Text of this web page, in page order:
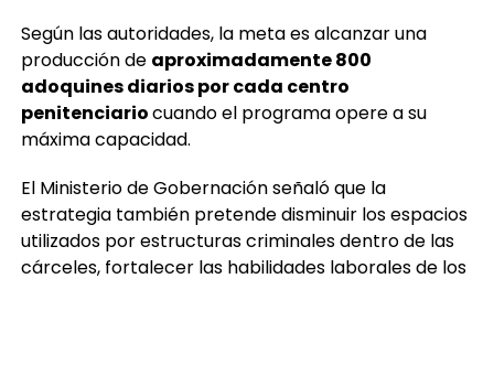
Según las autoridades, la meta es alcanzar una
producción de aproximadamente 800
adoquines diarios por cada centro
penitenciariocuando el programa opere a su
máxima capacidad.
El Ministerio de Gobernación señaló que la
estrategia también pretende disminuir los espacios
utilizados por estructuras criminales dentro de las
cárceles, fortalecer las habilidades laborales de los